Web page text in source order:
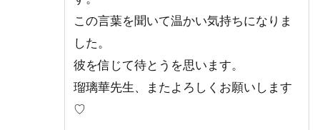
この言葉を聞いて温かい気持ちになりま
した。
彼を信じて待とうを思います。
瑠璃華先生、またよろしくお願いします
♡